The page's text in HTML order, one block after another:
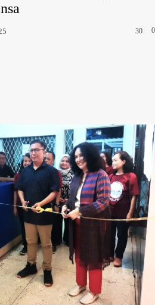
0
30